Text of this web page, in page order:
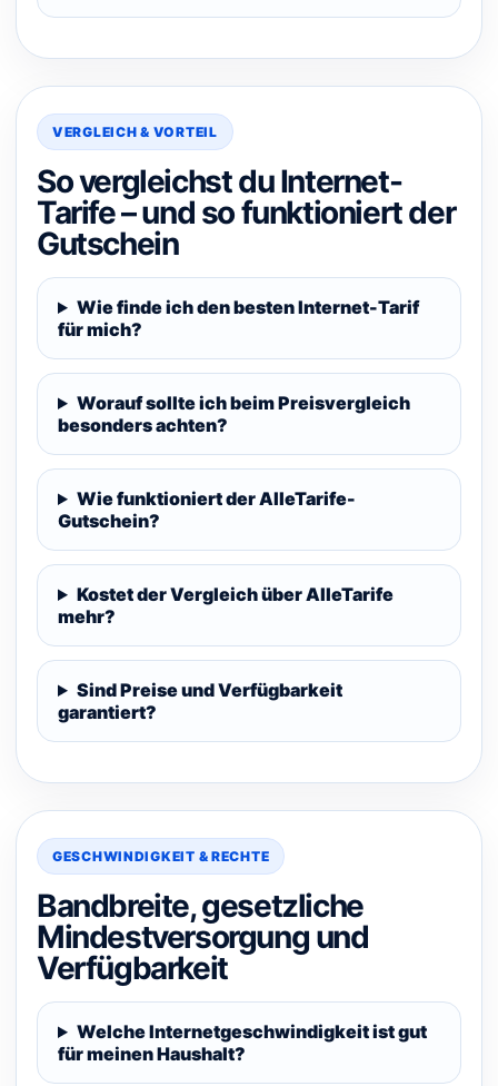
VERGLEICH & VORTEIL
So vergleichst du Internet-
Tarife – und so funktioniert der
Gutschein
Wie finde ich den besten Internet-Tarif
für mich?
Worauf sollte ich beim Preisvergleich
besonders achten?
Wie funktioniert der AlleTarife-
Gutschein?
Kostet der Vergleich über AlleTarife
mehr?
Sind Preise und Verfügbarkeit
garantiert?
GESCHWINDIGKEIT & RECHTE
Bandbreite, gesetzliche
Mindestversorgung und
Verfügbarkeit
Welche Internetgeschwindigkeit ist gut
für meinen Haushalt?